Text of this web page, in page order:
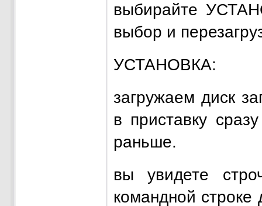
выбирайте
выбор и
УСТАНОВКА:
загружаем диск
в приставку
раньше.
вы увидете
командной